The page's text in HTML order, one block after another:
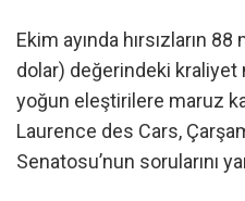
Ekim ayında hırsızların
dolar) değerindeki kraliyet
yoğun eleştirilere maruz
Laurence des Cars,
Senatosu’nun sorularını